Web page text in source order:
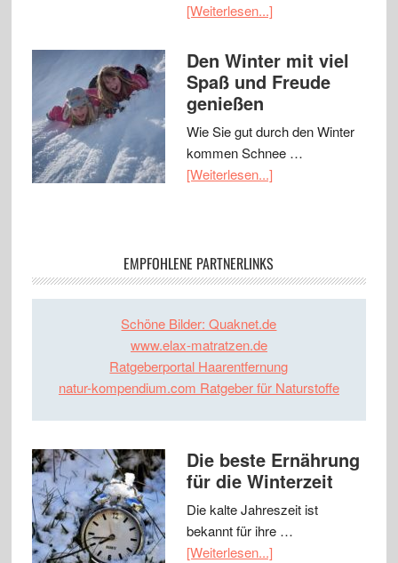
[Weiterlesen...]
Den Winter mit viel
Spaß und Freude
genießen
Wie Sie gut durch den Winter
kommen Schnee …
[Weiterlesen...]
EMPFOHLENE PARTNERLINKS
Schöne Bilder: Quaknet.de
www.elax-matratzen.de
Ratgeberportal Haarentfernung
natur-kompendium.com Ratgeber für Naturstoffe
Die beste Ernährung
für die Winterzeit
Die kalte Jahreszeit ist
bekannt für ihre …
[Weiterlesen...]